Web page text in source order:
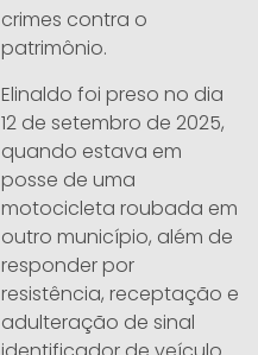
crimes contra o
patrimônio.
Elinaldo foi preso no dia
12 de setembro de 2025,
quando estava em
posse de uma
motocicleta roubada em
outro município, além de
responder por
resistência, receptação e
adulteração de sinal